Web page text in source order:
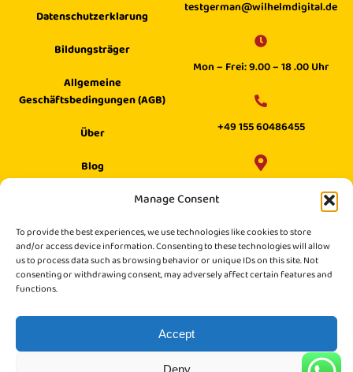
Manage Consent
To provide the best experiences, we use technologies like cookies to store
and/or access device information. Consenting to these technologies will allow
us to process data such as browsing behavior or unique IDs on this site. Not
consenting or withdrawing consent, may adversely affect certain features and
functions.
Accept
Deny
Datenschutzerklarung
Bildungsträger
Allgemeine
Geschäftsbedingungen (AGB)
Über
Blog
testgerman@wilhelmdigital.de
Mon – Frei: 9.00 – 18 .00 Uhr
+49 155 60486455
Philippstraße 27, 52349 Düren,
Germany